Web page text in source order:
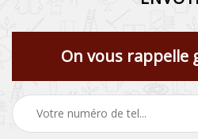
On vous